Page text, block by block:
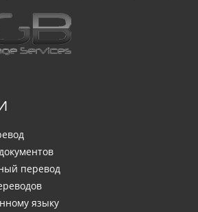
перевод
языку